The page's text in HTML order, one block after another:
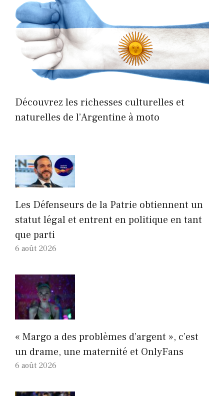
Découvrez les richesses culturelles et
naturelles de l’Argentine à moto
Les Défenseurs de la Patrie obtiennent un
statut légal et entrent en politique en tant
que parti
6 août 2026
« Margo a des problèmes d’argent », c’est
un drame, une maternité et OnlyFans
6 août 2026